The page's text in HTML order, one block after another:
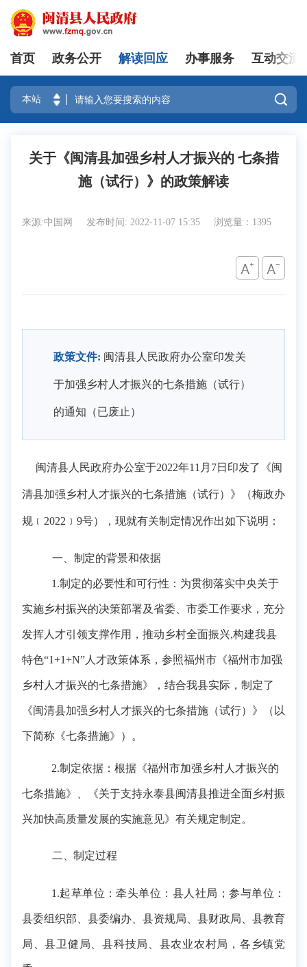
登录
首页 政务公开 解读回应 办事服务 互动交流

关于《闽清县加强乡村人才振兴的 七条措
施（试行）》的政策解读
来源:中国网 发布时间: 2022-11-07 15:35 浏览量：1395
政策文件: 闽清县人民政府办公室印发关
于加强乡村人才振兴的七条措施（试行）
的通知（已废止）
闽清县人民政府办公室于2022年11 月 7日印发了《闽
清县加强乡村人才振兴的七条措施（试行）》（梅政办
规﹝ 2022﹞ 9号），现就有关制定情况作出如下说明：
一、制定的背景和依据
1.制定的必要性和可行性： 为贯彻落实中央关于
实施乡村振兴的决策部署及省委、 市委工作要求 ，充分
发挥人才引领支撑作用，推动乡村全面振兴,构建我县
特色“1+1+N”人才政策体系，参照福州市《福州市加强
乡村人才振兴的七条措施》，结合我县实际，制定了
《闽清县加强乡村人才振兴的七条措施（试行） 》（以
下简称《七条措施》）。
2.制定依据： 根据《福州市加强乡村人才振兴的
七条措施》、《关于支持永泰县闽清县推进全面乡村振
兴加快高质量发展的实施意见》有关规定制定。
二、制定过程
1.起草单位：牵头单位：县人社局； 参与单位 ：
县委组织部、县委编办、县资规局、县财政局、县教育
局、县卫健局、县科技局、县农业农村局，各乡镇党